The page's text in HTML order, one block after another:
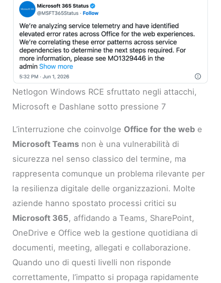
Netlogon Windows RCE sfruttato negli attacchi,
Microsoft e Dashlane sotto pressione 7
L’interruzione che coinvolge Office for the web e
Microsoft Teams non è una vulnerabilità di
sicurezza nel senso classico del termine, ma
rappresenta comunque un problema rilevante per
la resilienza digitale delle organizzazioni. Molte
aziende hanno spostato processi critici su
Microsoft 365, affidando a Teams, SharePoint,
OneDrive e Office web la gestione quotidiana di
documenti, meeting, allegati e collaborazione.
Quando uno di questi livelli non risponde
correttamente, l’impatto si propaga rapidamente